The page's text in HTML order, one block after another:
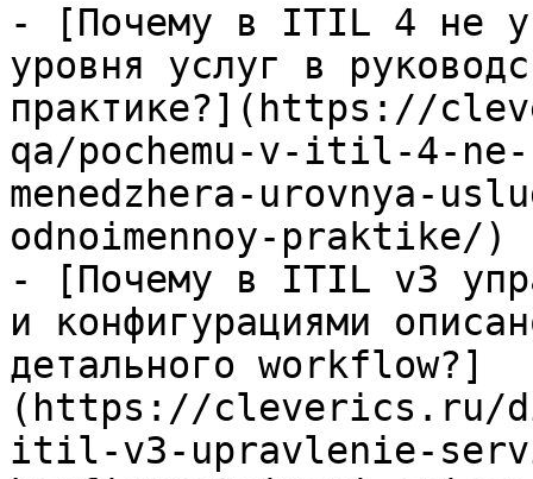
- [Почему в ITIL 4 не
уровня услуг в
практике?](https://
qa/pochemu-v-itil-4-
menedzhera-urovnya-
odnoimennoy-praktike/)
- [Почему в ITIL v3
и конфигурациями
детального workflow?]
(https://cleverics.ru/
itil-v3-upravlenie-